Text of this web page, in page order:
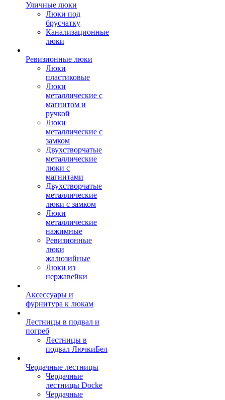
Уличные люки
Люки под
брусчатку
Канализационные
люки
Ревизионные люки
Люки
пластиковые
Люки
металлические с
магнитом и
ручкой
Люки
металлические с
замком
Двухстворчатые
металлические
люки с
магнитами
Двухстворчатые
металлические
люки с замком
Люки
металлические
нажимные
Ревизионные
люки
жалюзийные
Люки из
нержавейки
Аксессуары и
фурнитура к люкам
Лестницы в подвал и
погреб
Лестницы в
подвал ЛючкиБел
Чердачные лестницы
Чердачные
лестницы Docke
Чердачные